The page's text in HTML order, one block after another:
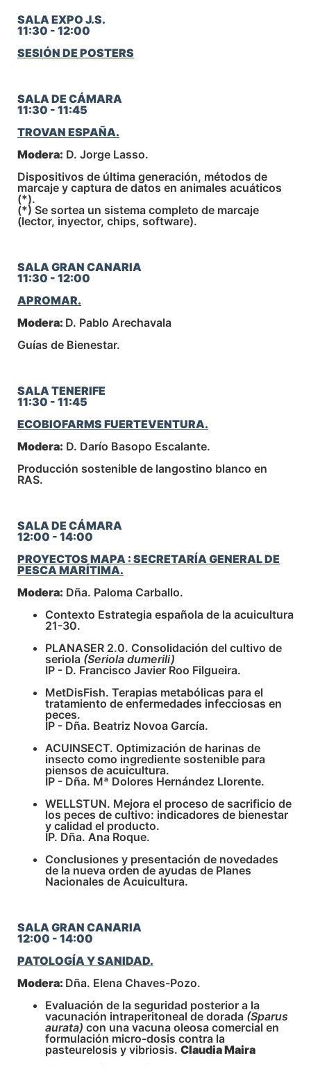
SALA EXPO J.S.
11:30 - 12:00
SESIÓN DE POSTERS
SALA DE CÁMARA
11:30 - 11:45
TROVAN ESPAÑA.
Modera: D. Jorge Lasso.
Dispositivos de última generación, métodos de
marcaje y captura de datos en animales acuáticos
(*).
(*) Se sortea un sistema completo de marcaje
(lector, inyector, chips, software).
SALA GRAN CANARIA
11:30 - 12:00
APROMAR.
Modera: D. Pablo Arechavala
Guías de Bienestar.
SALA TENERIFE
11:30 - 11:45
ECOBIOFARMS FUERTEVENTURA.
Modera: D. Darío Basopo Escalante.
Producción sostenible de langostino blanco en
RAS.
SALA DE CÁMARA
12:00 - 14:00
PROYECTOS MAPA : SECRETARÍA GENERAL DE
PESCA MARÍTIMA.
Modera: Dña. Paloma Carballo.
Contexto Estrategia española de la acuicultura
21-30.
PLANASER 2.0. Consolidación del cultivo de
seriola (Seriola dumerili)
IP - D. Francisco Javier Roo Filgueira.
MetDisFish. Terapias metabólicas para el
tratamiento de enfermedades infecciosas en
peces.
IP - Dña. Beatriz Novoa García.
ACUINSECT. Optimización de harinas de
insecto como ingrediente sostenible para
piensos de acuicultura.
IP - Dña. Mª Dolores Hernández Llorente.
WELLSTUN. Mejora el proceso de sacrificio de
los peces de cultivo: indicadores de bienestar
y calidad el producto.
IP. Dña. Ana Roque.
Conclusiones y presentación de novedades
de la nueva orden de ayudas de Planes
Nacionales de Acuicultura.
SALA GRAN CANARIA
12:00 - 14:00
PATOLOGÍA Y SANIDAD.
Modera: Dña. Elena Chaves-Pozo.
Evaluación de la seguridad posterior a la
vacunación intraperitoneal de dorada (Sparus
aurata) con una vacuna oleosa comercial en
formulación micro-dosis contra la
pasteurelosis y vibriosis. Claudia Maira